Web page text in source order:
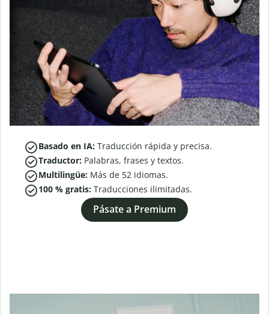
Basado en IA: Traducción rápida y precisa.
Traductor: Palabras, frases y textos.
Multilingüe: Más de 52 idiomas.
100 % gratis: Traducciones ilimitadas.
Pásate a Premium